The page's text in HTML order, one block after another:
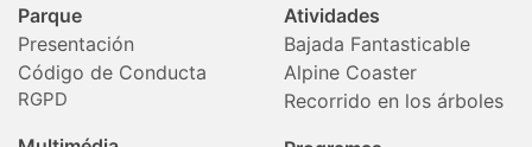
Parque
Presentación
Código de Conducta
RGPD
Atividades
Bajada Fantasticable
Alpine Coaster
Recorrido en los árboles